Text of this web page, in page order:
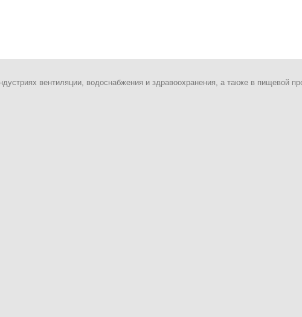
вентиляции, водоснабжения и здравоохранения, а также в пищевой